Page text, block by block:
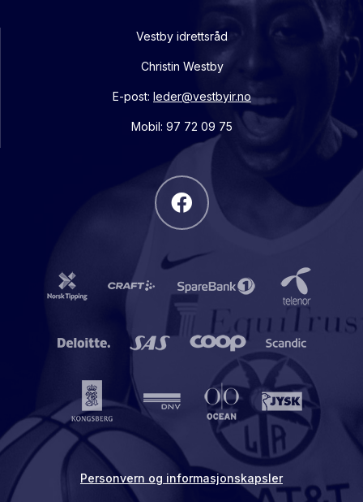
Vestby idrettsråd
Christin Westby
E-post: leder@vestbyir.no
Mobil: 97 72 09 75
Personvern og informasjonskapsler